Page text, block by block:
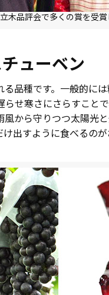
木品評会で多くの賞を受
ューベン
品種です。一般的に
せ寒さにさらすこと
から守りつつ太陽光
出すように食べるの